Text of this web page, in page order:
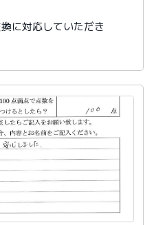
に対応していただき